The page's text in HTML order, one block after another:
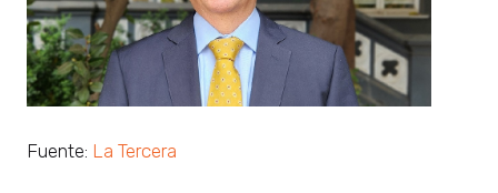
Fuente: La Tercera